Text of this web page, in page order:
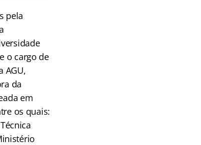
pela
o cargo de
AGU,
da
em
os quais: